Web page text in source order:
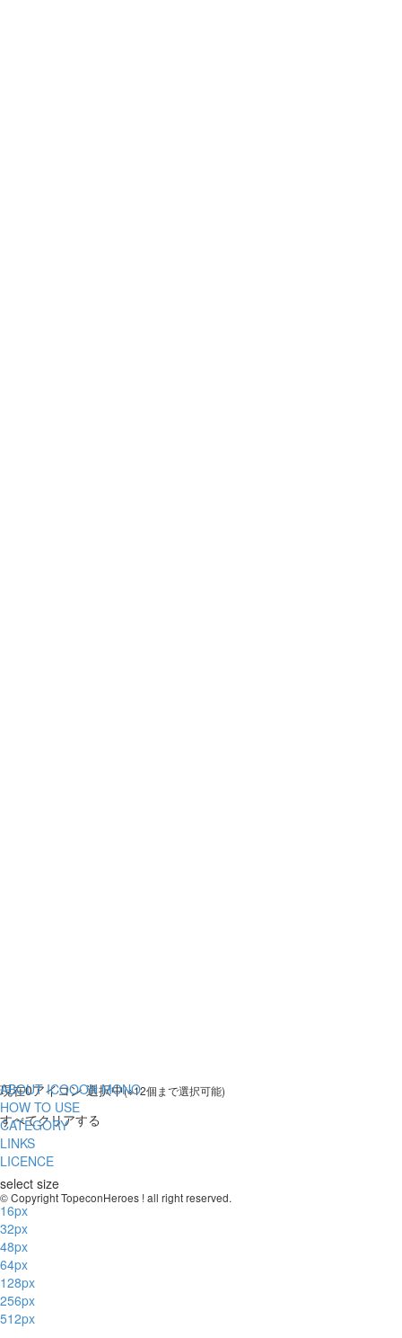
現在0アイコン 選択中(※12個まで選択可能)
すべてクリアする
select size
16px
32px
48px
64px
128px
256px
512px
ABOUT ICOOON MONO
HOW TO USE
CATEGORY
LINKS
LICENCE
© Copyright TopeconHeroes ! all right reserved.